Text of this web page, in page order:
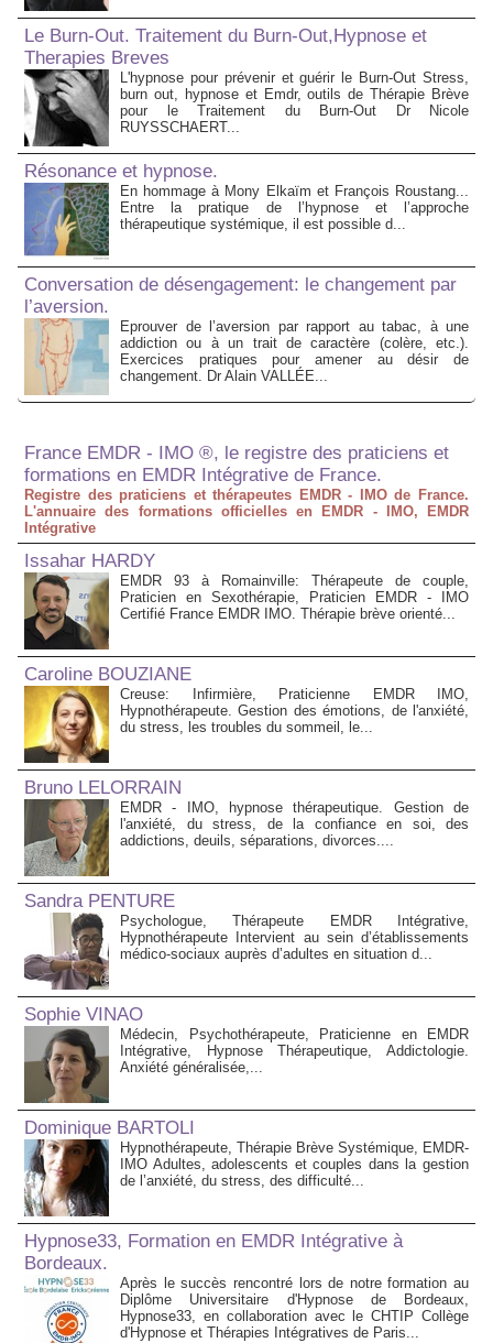
Le Burn-Out. Traitement du Burn-Out,Hypnose et
Therapies Breves
L'hypnose pour prévenir et guérir le Burn-Out Stress,
burn out, hypnose et Emdr, outils de Thérapie Brève
pour le Traitement du Burn-Out Dr Nicole
RUYSSCHAERT...
Résonance et hypnose.
En hommage à Mony Elkaïm et François Roustang...
Entre la pratique de l’hypnose et l’approche
thérapeutique systémique, il est possible d...
Conversation de désengagement: le changement par
l’aversion.
Eprouver de l’aversion par rapport au tabac, à une
addiction ou à un trait de caractère (colère, etc.).
Exercices pratiques pour amener au désir de
changement. Dr Alain VALLÉE...
France EMDR - IMO ®, le registre des praticiens et
formations en EMDR Intégrative de France.
Registre des praticiens et thérapeutes EMDR - IMO de France.
L'annuaire des formations officielles en EMDR - IMO, EMDR
Intégrative
Issahar HARDY
EMDR 93 à Romainville: Thérapeute de couple,
Praticien en Sexothérapie, Praticien EMDR - IMO
Certifié France EMDR IMO. Thérapie brève orienté...
Caroline BOUZIANE
Creuse: Infirmière, Praticienne EMDR IMO,
Hypnothérapeute. Gestion des émotions, de l'anxiété,
du stress, les troubles du sommeil, le...
Bruno LELORRAIN
EMDR - IMO, hypnose thérapeutique. Gestion de
l'anxiété, du stress, de la confiance en soi, des
addictions, deuils, séparations, divorces....
Sandra PENTURE
Psychologue, Thérapeute EMDR Intégrative,
Hypnothérapeute Intervient au sein d’établissements
médico‑sociaux auprès d’adultes en situation d...
Sophie VINAO
Médecin, Psychothérapeute, Praticienne en EMDR
Intégrative, Hypnose Thérapeutique, Addictologie.
Anxiété généralisée,...
Dominique BARTOLI
Hypnothérapeute, Thérapie Brève Systémique, EMDR-
IMO Adultes, adolescents et couples dans la gestion
de l’anxiété, du stress, des difficulté...
Hypnose33, Formation en EMDR Intégrative à
Bordeaux.
Après le succès rencontré lors de notre formation au
Diplôme Universitaire d'Hypnose de Bordeaux,
Hypnose33, en collaboration avec le CHTIP Collège
d'Hypnose et Thérapies Intégratives de Paris...